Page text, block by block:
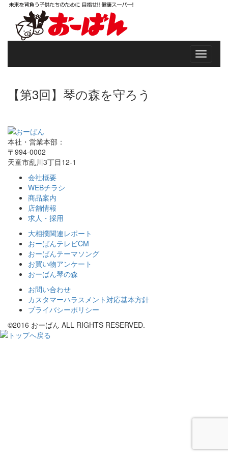
【第3回】琴の森を守ろう
本社・営業本部：
〒994-0002
天童市乱川3丁目12-1
会社概要
WEBチラシ
商品案内
店舗情報
求人・採用
大相撲関連レポート
おーばんテレビCM
おーばんテーマソング
お買い物アンケート
おーばん琴の森
お問い合わせ
カスタマーハラスメント対応基本方針
プライバシーポリシー
©2016 おーばん ALL RIGHTS RESERVED.